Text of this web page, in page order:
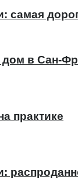
самая
в Сан-
практике